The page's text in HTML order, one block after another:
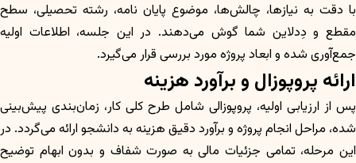
با دقت به نیازها، چالش‌ها، موضوع پایان نامه، رشته تحصیلی، سطح
مقطع و دِدلاین شما گوش می‌دهند. در این جلسه، اطلاعات اولیه
جمع‌آوری شده و ابعاد پروژه مورد بررسی قرار می‌گیرد.
ارائه پروپوزال و برآورد هزینه
پس از ارزیابی اولیه، پروپوزالی شامل طرح کلی کار، زمان‌بندی پیش‌بینی
شده، مراحل انجام پروژه و برآورد دقیق هزینه به دانشجو ارائه می‌گردد. در
این مرحله، تمامی جزئیات مالی به صورت شفاف و بدون ابهام توضیح